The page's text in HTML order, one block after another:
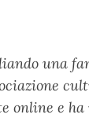
una
online e ha